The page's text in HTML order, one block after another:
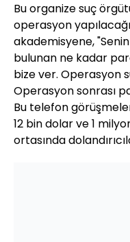
Bu organize suç
operasyon
akademisyene,
bulunan ne kadar
bize ver. Operasyon
Operasyon sonrası
Bu telefon
12 bin dolar ve 1
ortasında